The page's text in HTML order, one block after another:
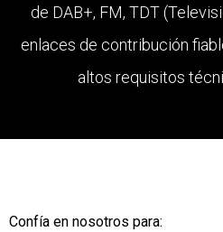
de DAB+, FM, TDT
enlaces de contribución
altos requisitos
Confía en nosotros para: